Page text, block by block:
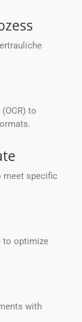
to
meet specific
to optimize
with